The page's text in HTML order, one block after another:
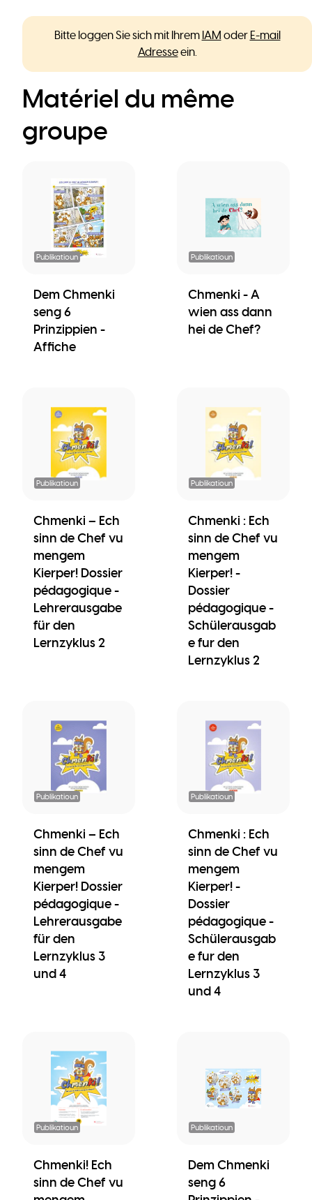
Bitte loggen Sie sich mit Ihrem IAM oder E-mail
Adresseein.
Matériel du même
groupe
Publikatioun
Dem Chmenki
seng 6
Prinzippien -
Affiche
Publikatioun
Chmenki - A
wien ass dann
hei de Chef?
Publikatioun
Chmenki – Ech
sinn de Chef vu
mengem
Kierper! Dossier
pédagogique -
Lehrerausgabe
für den
Lernzyklus 2
Publikatioun
Chmenki : Ech
sinn de Chef vu
mengem
Kierper! -
Dossier
pédagogique -
Schülerausgab
e fur den
Lernzyklus 2
Publikatioun
Chmenki – Ech
sinn de Chef vu
mengem
Kierper! Dossier
pédagogique -
Lehrerausgabe
für den
Lernzyklus 3
und 4
Publikatioun
Chmenki : Ech
sinn de Chef vu
mengem
Kierper! -
Dossier
pédagogique -
Schülerausgab
e fur den
Lernzyklus 3
und 4
Publikatioun
Chmenki! Ech
sinn de Chef vu
Publikatioun
Dem Chmenki
seng 6